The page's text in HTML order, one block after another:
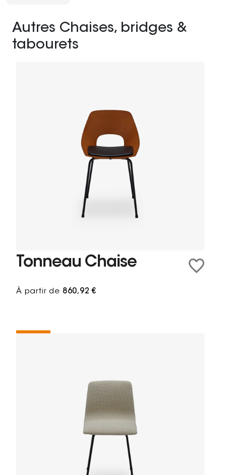
Autres Chaises, bridges &
tabourets
Tonneau Chaise
À partir de 860,92 €